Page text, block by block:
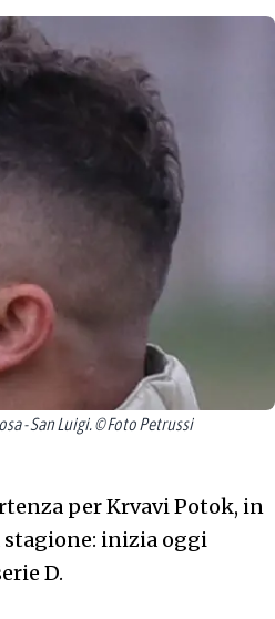
- San Luigi. © Foto Petrussi
per Krvavi Potok, in
stagione: inizia oggi
D.